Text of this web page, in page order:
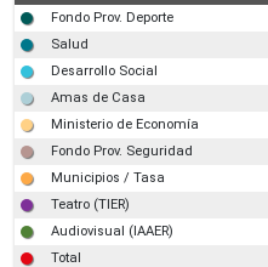
Fondo Prov. Deporte
Salud
Desarrollo Social
Amas de Casa
Ministerio de Economía
Fondo Prov. Seguridad
Municipios / Tasa
Teatro (TIER)
Audiovisual (IAAER)
Total